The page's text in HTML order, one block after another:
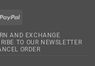
PayPal
AND EXCHANGE
TO OUR NEWSLETTER
ORDER